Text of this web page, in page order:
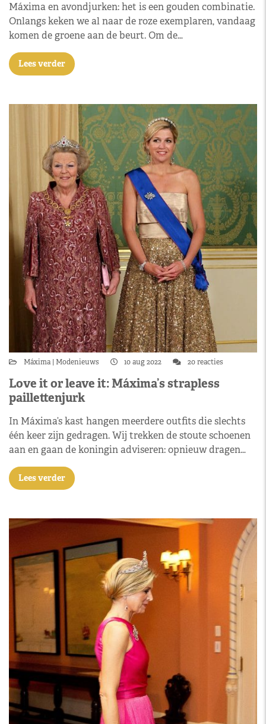
Máxima en avondjurken: het is een gouden combinatie.
Onlangs keken we al naar de roze exemplaren, vandaag
komen de groene aan de beurt. Om de…
Lees verder
Máxima Modenieuws 10 aug 2022 20 reacties
Love it or leave it: Máxima’s strapless
paillettenjurk
In Máxima’s kast hangen meerdere outfits die slechts
één keer zijn gedragen. Wij trekken de stoute schoenen
aan en gaan de koningin adviseren: opnieuw dragen…
Lees verder